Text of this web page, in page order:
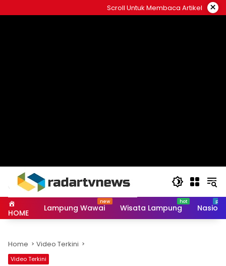
to
Scroll Untuk Membaca Artikel ×
HOME Lampung Wawai Wisata Lampung
Home Video Terkini
Video Terkini